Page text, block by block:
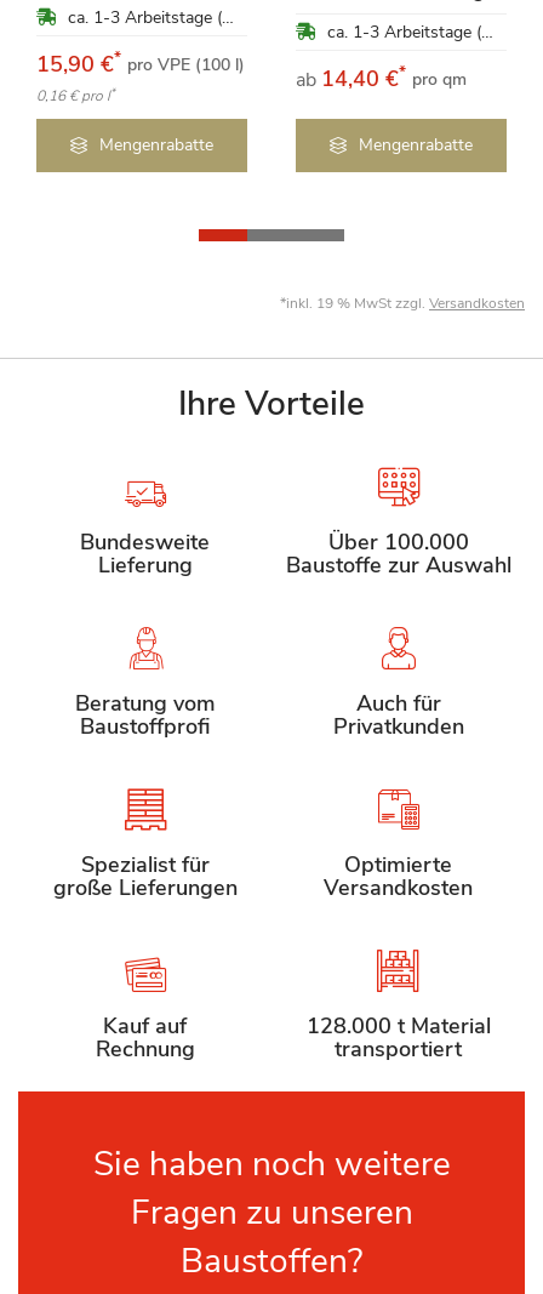
ca. 1-3 Arbeitstage (Mo-Fr)
15,90 €* pro VPE (100 l)
0,16 €pro l*
Mengenrabatte
ca. 1-3 Arbeitstage (Mo-Fr)
ab 14,40 €* pro qm
Mengenrabatte
*inkl. 19 % MwSt zzgl. Versandkosten
Ihre Vorteile
Bundesweite
Lieferung
Über 100.000
Baustoffe zur Auswahl
Beratung vom
Baustoffprofi
Auch für
Privatkunden
Spezialist für
große Lieferungen
Optimierte
Versandkosten
Kauf auf
Rechnung
128.000 t Material
transportiert
Sie haben noch weitere
Fragen zu unseren
Baustoffen?